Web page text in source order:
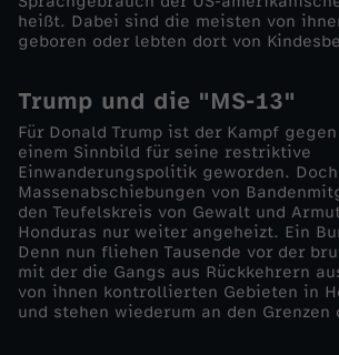
s
-
B
a
n
d
heißt. Dabei sind die meisten von
geboren oder lebten dort von
Trump und die "MS-13"
Für Donald Trump ist der Kampf
einem Sinnbild für seine restriktive
Einwanderungspolitik geworden. Doch
Massenabschiebungen von
den Teufelskreis von Gewalt und
Honduras nur weiter angeheizt. Ein
Denn nun fliehen Tausende vor der
mit der die Gangs aus Rückkehrern
von ihnen kontrollierten Gebieten in
und stehen wiederum an den Grenzen